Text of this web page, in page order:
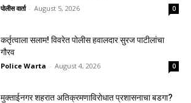
पोलीस वार्ता - August 5, 2026 0
कर्तृत्वाला सलाम! विवरेत पोलीस हवालदार सुरज पाटीलांचा
गौरव
Police Warta - August 4, 2026 0
मुक्ताईनगर शहरात अतिक्रमणाविरोधात प्रशासनाचा बडगा?